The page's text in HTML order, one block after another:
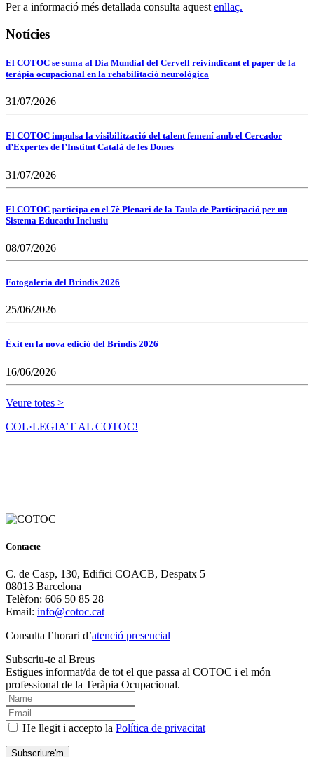
Per a informació més detallada consulta aquest enllaç.
Notícies
El COTOC se suma al Dia Mundial del Cervell reivindicant el paper de la
teràpia ocupacional en la rehabilitació neurològica
31/07/2026
El COTOC impulsa la visibilització del talent femení amb el Cercador
d’Expertes de l’Institut Català de les Dones
31/07/2026
El COTOC participa en el 7è Plenari de la Taula de Participació per un
Sistema Educatiu Inclusiu
08/07/2026
Fotogaleria del Brindis 2026
25/06/2026
Èxit en la nova edició del Brindis 2026
16/06/2026
Veure totes >
COL·LEGIA’T AL COTOC!
Contacte
C. de Casp, 130, Edifici COACB, Despatx 5
08013 Barcelona
Telèfon: 606 50 85 28
Email: info@cotoc.cat
Consulta l’horari d’atenció presencial
Subscriu-te al Breus
Estigues informat/da de tot el que passa al COTOC i el món
professional de la Teràpia Ocupacional.
He llegit i accepto la Política de privacitat